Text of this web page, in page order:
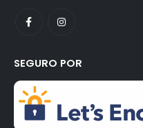
SEGURO POR